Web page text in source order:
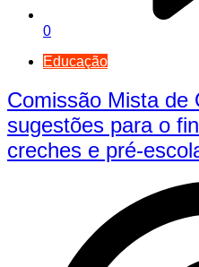
0
Educação
Comissão Mista de
sugestões para o
creches e pré-